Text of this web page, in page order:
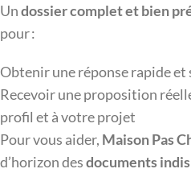
Undossier complet et bien
pour :
Obtenir une réponse rapide
Recevoir une proposition
profil et à votre projet
Pour vous aider, Maison Pas
d’horizon desdocuments